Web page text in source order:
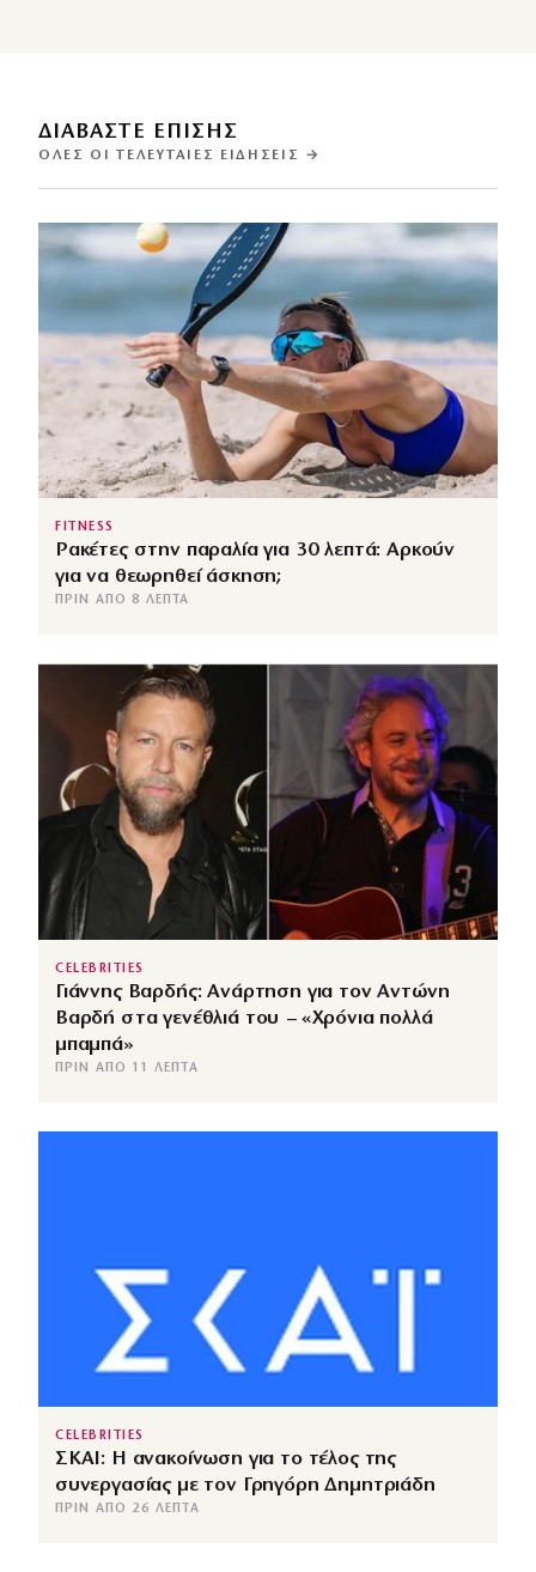
ΔΙΑΒΑΣΤΕ ΕΠΙΣΗΣ
ΌΛΕΣ ΟΙ ΤΕΛΕΥΤΑΊΕΣ ΕΙΔΉΣΕΙΣ →
FITNESS
Ρακέτες στην παραλία για 30 λεπτά: Αρκούν
για να θεωρηθεί άσκηση;
ΠΡΙΝ ΑΠΌ 8 ΛΕΠΤΆ
CELEBRITIES
Γιάννης Βαρδής: Ανάρτηση για τον Αντώνη
Βαρδή στα γενέθλιά του – «Χρόνια πολλά
μπαμπά»
ΠΡΙΝ ΑΠΌ 11 ΛΕΠΤΆ
CELEBRITIES
ΣΚΑΙ: Η ανακοίνωση για το τέλος της
συνεργασίας με τον Γρηγόρη Δημητριάδη
ΠΡΙΝ ΑΠΌ 26 ΛΕΠΤΆ